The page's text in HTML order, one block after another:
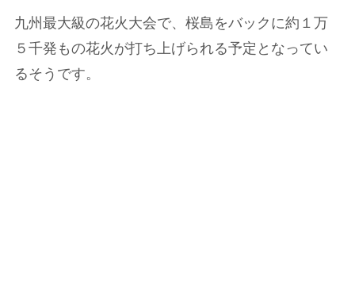
九州最大級の花火大会で、桜島をバックに約１万
５千発もの花火が打ち上げられる予定となってい
るそうです。